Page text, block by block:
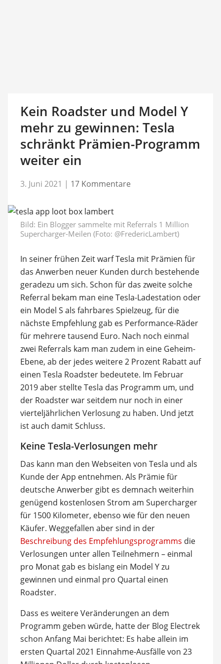
Kein Roadster und Model Y
mehr zu gewinnen: Tesla
schränkt Prämien-Programm
weiter ein
3. Juni 2021 | 17 Kommentare
Bild: Ein Blogger sammelte mit Referrals 1 Million
Supercharger-Meilen (Foto: @FredericLambert)
In seiner frühen Zeit warf Tesla mit Prämien für
das Anwerben neuer Kunden durch bestehende
geradezu um sich. Schon für das zweite solche
Referral bekam man eine Tesla-Ladestation oder
ein Model S als fahrbares Spielzeug, für die
nächste Empfehlung gab es Performance-Räder
für mehrere tausend Euro. Nach noch einmal
zwei Referrals kam man zudem in eine Geheim-
Ebene, ab der jedes weitere 2 Prozent Rabatt auf
einen Tesla Roadster bedeutete. Im Februar
2019 aber stellte Tesla das Programm um, und
der Roadster war seitdem nur noch in einer
vierteljährlichen Verlosung zu haben. Und jetzt
ist auch damit Schluss.
Keine Tesla-Verlosungen mehr
Das kann man den Webseiten von Tesla und als
Kunde der App entnehmen. Als Prämie für
deutsche Anwerber gibt es demnach weiterhin
genügend kostenlosen Strom am Supercharger
für 1500 Kilometer, ebenso wie für den neuen
Käufer. Weggefallen aber sind in der
Beschreibung des Empfehlungsprogramms die
Verlosungen unter allen Teilnehmern – einmal
pro Monat gab es bislang ein Model Y zu
gewinnen und einmal pro Quartal einen
Roadster.
Dass es weitere Veränderungen an dem
Programm geben würde, hatte der Blog Electrek
schon Anfang Mai berichtet: Es habe allein im
ersten Quartal 2021 Einnahme-Ausfälle von 23